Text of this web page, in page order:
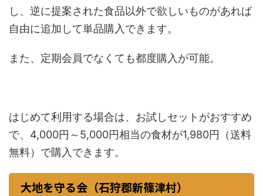
し、逆に提案された食品以外で欲しいものがあれば
自由に追加して単品購入できます。
また、定期会員でなくても都度購入が可能。
はじめて利用する場合は、お試しセットがおすすめ
で、4,000円～5,000円相当の食材が1,980円（送料
無料）で購入できます。
大地を守る会（石狩郡新篠津村）